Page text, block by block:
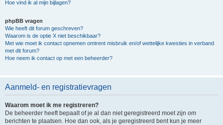
Hoe vind ik al mijn bijlagen?
phpBB vragen
Wie heeft dit forum geschreven?
Waarom is de optie X niet beschikbaar?
Met wie moet ik contact opnemen omtrent misbruik en/of wettelijke kwesties in verband
met dit forum?
Hoe neem ik contact op met een beheerder?
Aanmeld- en registratievragen
Waarom moet ik me registreren?
De beheerder heeft bepaalt of je al dan niet geregistreerd moet zijn om
berichten te plaatsen. Hoe dan ook, als je geregistreerd bent kun je meer